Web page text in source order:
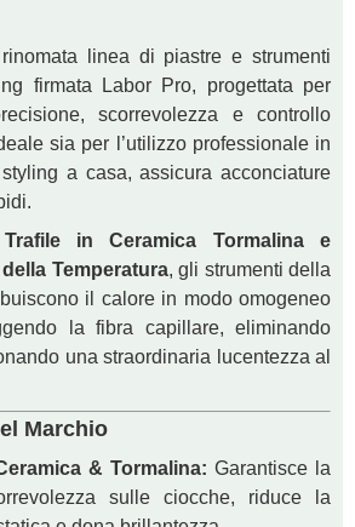
linea di piastre e strumenti
firmata Labor Pro, progettata per
scorrevolezza e controllo
sia per l’utilizzo professionale in
a casa, assicura acconciature
Trafile in Ceramica Tormalina e
Temperatura, gli strumenti della
il calore in modo omogeneo
la fibra capillare, eliminando
una straordinaria lucentezza al
Marchio
& Tormalina: Garantisce la
sulle ciocche, riduce la